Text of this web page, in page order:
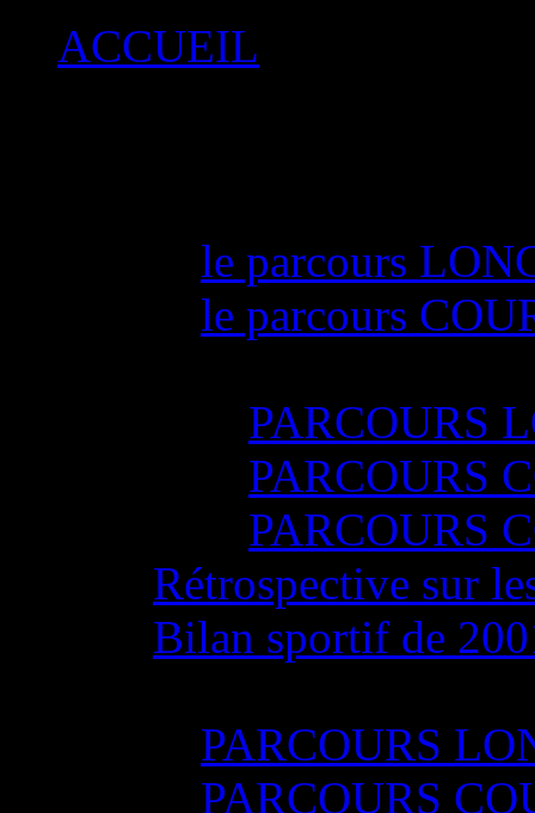
ACCUEIL
le parcours
le parcours
PARCOURS
PARCOURS
PARCOURS
Rétrospective sur
Bilan sportif de
PARCOURS
PARCOURS